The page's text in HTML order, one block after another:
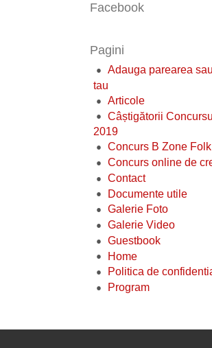
Facebook
Pagini
Adauga parearea
tau
Articole
Câștigătorii
2019
Concurs B Zone
Concurs online de
Contact
Documente utile
Galerie Foto
Galerie Video
Guestbook
Home
Politica de
Program